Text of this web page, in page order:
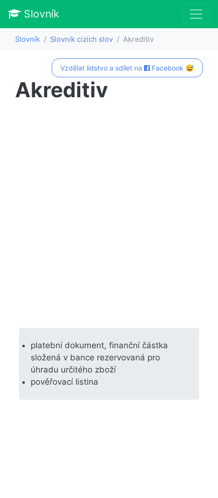
Slovník
Slovník Slovník cizích slov Akreditiv
Vzdělat lidstvo a sdílet na Facebook 😅
Akreditiv
platební dokument, finanční částka
složená v bance rezervovaná pro
úhradu určitého zboží
pověřovací listina